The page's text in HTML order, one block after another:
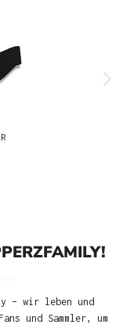
– wir leben und
und Sammler, um